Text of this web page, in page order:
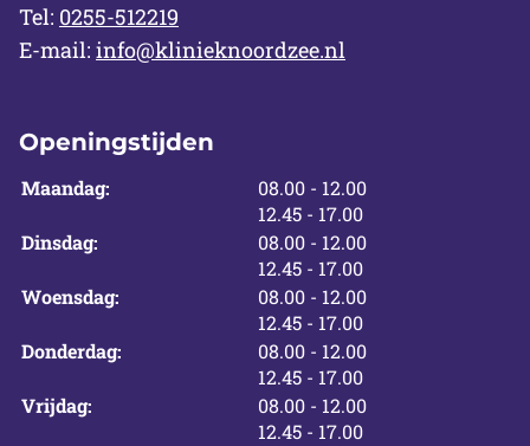
Tel: 0255-512219
E-mail: info@klinieknoordzee.nl
Openingstijden
Maandag: 08.00 tot
- 12.00
12.45 tot
- 17.00
Dinsdag:
08.00 tot
- 12.00
12.45 tot
- 17.00
Woensdag:
08.00 tot
- 12.00
12.45 tot
- 17.00
Donderdag:
08.00 tot
- 12.00
12.45 tot
- 17.00
Vrijdag:
08.00 tot
- 12.00
12.45 tot
- 17.00